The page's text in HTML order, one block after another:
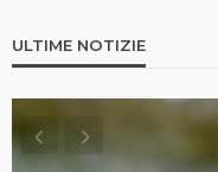
ULTIME NOTIZIE